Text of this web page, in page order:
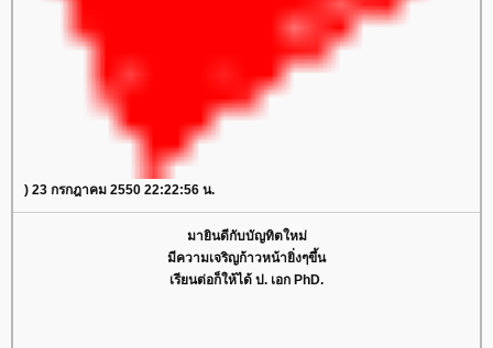
) 23 กรกฎาคม 2550 22:22:56 น.
มายินดีกับบัญทิตใหม่
มีความเจริญก้าวหน้ายิ่งๆขึ้น
เรียนต่อก็ให้ได้ ป. เอก PhD.